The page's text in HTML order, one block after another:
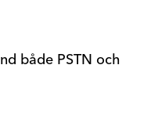
både PSTN och